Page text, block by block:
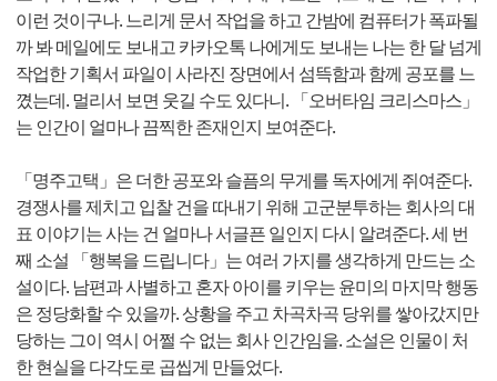
이런 것이구나. 느리게 문서 작업을 하고 간밤에 컴퓨터가 폭파될
까 봐 메일에도 보내고 카카오톡 나에게도 보내는 나는 한 달 넘게
작업한 기획서 파일이 사라진 장면에서 섬뜩함과 함께 공포를 느
꼈는데. 멀리서 보면 웃길 수도 있다니. 「오버타임 크리스마스」
는 인간이 얼마나 끔찍한 존재인지 보여준다.
「명주고택」은 더한 공포와 슬픔의 무게를 독자에게 쥐여준다.
경쟁사를 제치고 입찰 건을 따내기 위해 고군분투하는 회사의 대
표 이야기는 사는 건 얼마나 서글픈 일인지 다시 알려준다. 세 번
째 소설 「행복을 드립니다」는 여러 가지를 생각하게 만드는 소
설이다. 남편과 사별하고 혼자 아이를 키우는 윤미의 마지막 행동
은 정당화할 수 있을까. 상황을 주고 차곡차곡 당위를 쌓아갔지만
당하는 그이 역시 어쩔 수 없는 회사 인간임을. 소설은 인물이 처
한 현실을 다각도로 곱씹게 만들었다.